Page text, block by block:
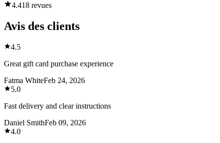
4.418 revues
Avis des clients
4.5
Great gift card purchase experience
Fatma WhiteFeb 24, 2026
5.0
Fast delivery and clear instructions
Daniel SmithFeb 09, 2026
4.0